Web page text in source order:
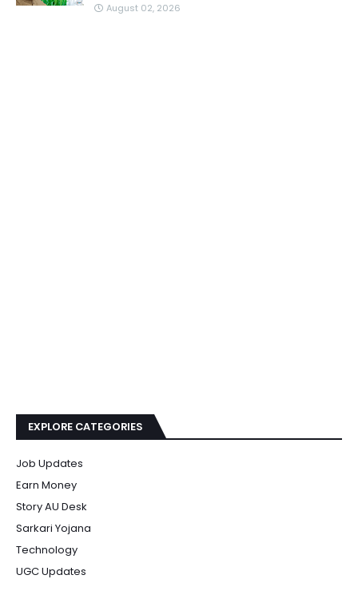
August 02, 2026
EXPLORE CATEGORIES
Job Updates
Earn Money
Story AU Desk
Sarkari Yojana
Technology
UGC Updates